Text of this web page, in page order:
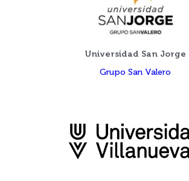
Universidad San Jorge
Grupo San Valero